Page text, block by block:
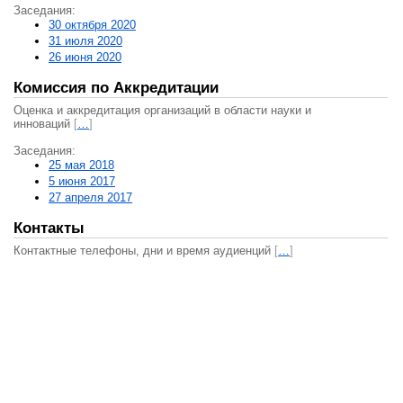
Заседания:
30 октября 2020
31 июля 2020
26 июня 2020
Комиссия по Аккредитации
Оценка и аккредитация организаций в области науки и
инноваций […]
Заседания:
25 мая 2018
5 июня 2017
27 апреля 2017
Контакты
Контактные телефоны, дни и время аудиенций […]